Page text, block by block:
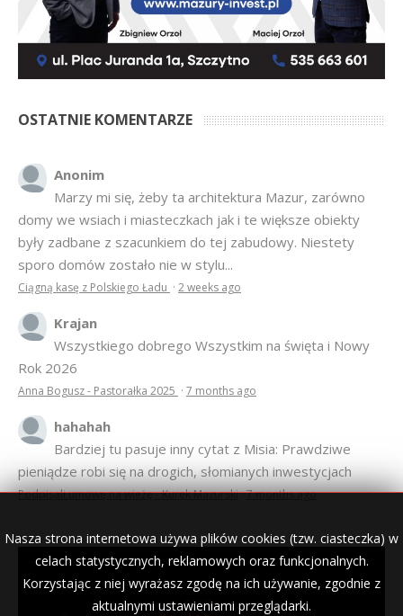
OSTATNIE KOMENTARZE
Anonim
Marzy mi się, żeby ta architektura Mazur, zarówno
domy we wsiach i miasteczkach jak i te większe obiekty
były zadbane z szacunkiem do tej zabudowy. Niestety
sporo domów zostało nie w stylu...
Ciągną kasę z Polskiego Ładu · 2 weeks ago
Krajan
Wszystkiego dobrego Wszystkim na święta i Nowy
Rok 2026
Anna Bogusz - Pastorałka 2025 · 7 months ago
hahahah
Bardziej tu pasuje inny cytat z Misia: Prawdziwe
pieniądze robi się na drogich, słomianych inwestycjach
Podpisali umowę na wieżę - Kurek Mazurski·7 months ago
Nasza strona internetowa używa plików cookies (tzw. ciasteczka) w
celach statystycznych, reklamowych oraz funkcjonalnych.
Korzystając z niej wyrażasz zgodę na ich używanie, zgodnie z
aktualnymi ustawieniami przeglądarki.
© 2007–2018 Kurek Mazurski — archiwalne wydania lokalnej
gazety.